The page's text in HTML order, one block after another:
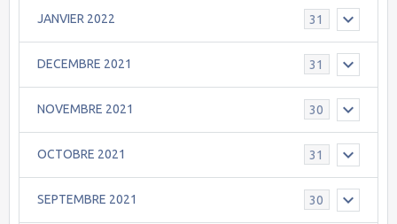
JANVIER 2022 31
DECEMBRE 2021 31
NOVEMBRE 2021 30
OCTOBRE 2021 31
SEPTEMBRE 2021 30